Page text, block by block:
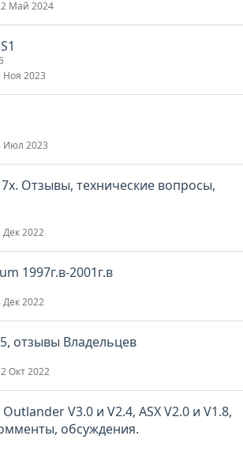
Май 2024
Ноя 2023
Июл 2023
7x. Отзывы, технические вопросы,
Дек 2022
1997г.в-2001г.в
Дек 2022
отзывы Владельцев
Окт 2022
V3.0 и V2.4, ASX V2.0 и V1.8,
обсуждения.